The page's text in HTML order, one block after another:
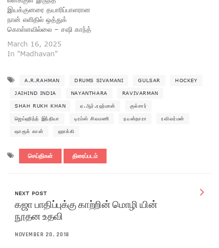
இயக்குனரை தயாரிப்பாளரான
நான் எளிதில் ஒத்துக்
கொள்ளவில்லை – சஷி காந்த்
March 16, 2025
In "Madhavan"
A.R.RAHMAN DRUMS SIVAMANI GULSAR HOCKEY
JAIHIND INDIA NAYANTHARA RAVIVARMAN
SHAH RUKH KHAN ஏ.ஆர்.ரஹ்மான் குல்சார்
ஜெய்ஹிந்த் இந்தியா டிரம்ஸ் சிவமணி நயன்தாரா ரவிவர்மன்
ஷாரூக் கான் ஹாக்கி
செய்திகள் திரைப்படம்
NEXT POST
கஜா பாதிப்புக்கு காற்றின் மொழி யின்
நூதன உதவி
NOVEMBER 20, 2018